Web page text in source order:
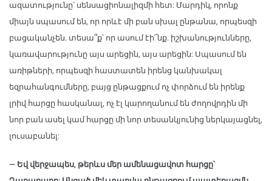
ազատությունը՝ սենսացիոնալիզմի հետ: Մարդիկ, որոնք
միայն սպասում են, որ որևէ մի բան սխալ ընթանա, որպեսզի
բացականչեն. տեսա՞ք՝ որ ասում էի՜նք. իշխանությունները,
կառավարությունը այս արեցին, այս արեցին: Սպասում են
առիթների, որպեսզի հաստատեն իրենց կանխակալ
եզրահանգումները, բայց ընթացքում ոչ փորձում են իրենք
լրիվ հարցը հասկանալ, ոչ էլ կարողանում են ժողովրդին մի
նոր բան ասել կամ հարցը մի նոր տեսանկյունից ներկայացնել,
լուսաբանել:
— Եվ վերջապես, թերևս մեր ամենացավոտ հարցը՝